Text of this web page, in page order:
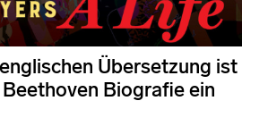
Übersetzung ist
Biografie ein